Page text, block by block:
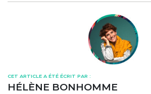
CET ARTICLE A ÉTÉ ÉCRIT PAR :
HÉLÈNE BONHOMME